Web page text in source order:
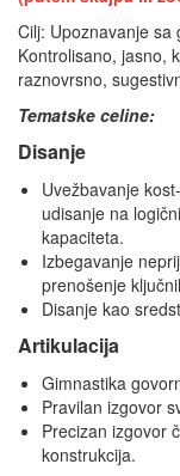
Cilj: Upoznavanje sa
Kontrolisano, jasno,
raznovrsno,
Tematske celine:
Disanje
Uvežbavanje
udisanje na
kapaciteta.
Izbegavanje
prenošenje
Disanje kao
Artikulacija
Gimnastika
Pravilan izgovor
Precizan izgovor
konstrukcija.